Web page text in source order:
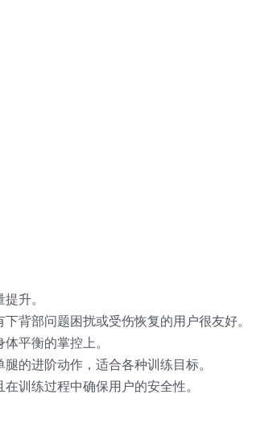
升。
背部问题困扰或受伤恢复的用户很友好。
平衡的掌控上。
的进阶动作，适合各种训练目标。
训练过程中确保用户的安全性。